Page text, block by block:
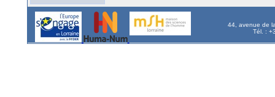
44, avenue de
Tél. :